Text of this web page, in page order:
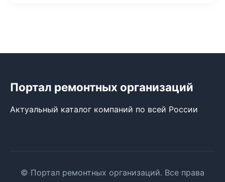
Портал ремонтных организаций
Актуальный каталог компаний по всей России
© Портал ремонтных организаций. Все права